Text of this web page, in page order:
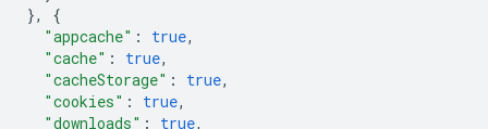
},
{
"appcache" : true,
"cache" : true,
"cacheStorage" : true,
"cookies" : true,
"downloads" : true,